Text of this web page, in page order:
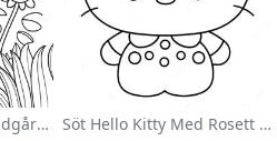
Färgglad Blomsterträdgård Målarbild Söt Hello Kitty Med Rosett Målarbild